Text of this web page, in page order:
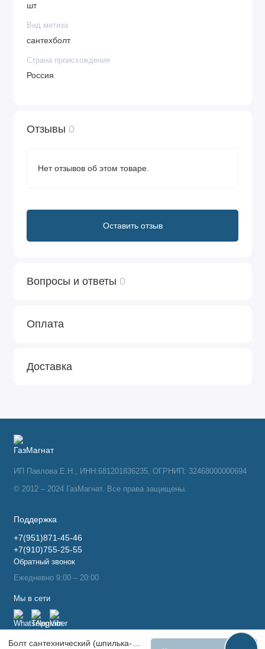
шт
Вид метиза
сантехболт
Страна происхождения
Россия
Отзывы 0
Нет отзывов об этом товаре.
Оставить отзыв
Вопросы и ответы 0
Оплата
Доставка
ИП Павлова Е.Н., ИНН:681201836235, ОГРНИП: 32468000000694
© 2012 – 2024 ГазМагнат. Все права защищены.
Поддержка
+7(951)871-45-46
+7(910)755-25-55
Обратный звонок
Ежедневно 9:00 – 20:00
Мы в сети